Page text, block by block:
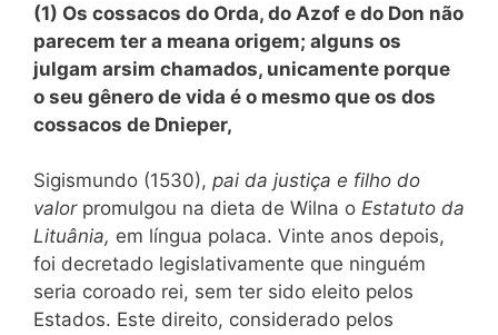
(1) Os cossacos do Orda, do Azof e do Don não
parecem ter a meana origem; alguns os
julgam arsim chamados, unicamente porque
o seu gênero de vida é o mesmo que os dos
cossacos de Dnieper,
Sigismundo (1530), pai da justiça e filho do
valor promulgou na dieta de Wilna o Estatuto da
Lituânia, em língua polaca. Vinte anos depois,
foi decretado legislativamente que ninguém
seria coroado rei, sem ter sido eleito pelos
Estados. Este direito, considerado pelos